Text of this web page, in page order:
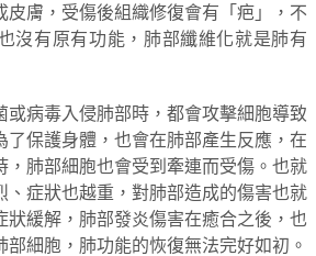
皮膚，受傷後組織修復會有「疤」，不
沒有原有功能，肺部纖維化就是肺有
或病毒入侵肺部時，都會攻擊細胞導致
了保護身體，也會在肺部產生反應，在
，肺部細胞也會受到牽連而受傷。也就
、症狀也越重，對肺部造成的傷害也就
狀緩解，肺部發炎傷害在癒合之後，也
部細胞，肺功能的恢復無法完好如初。